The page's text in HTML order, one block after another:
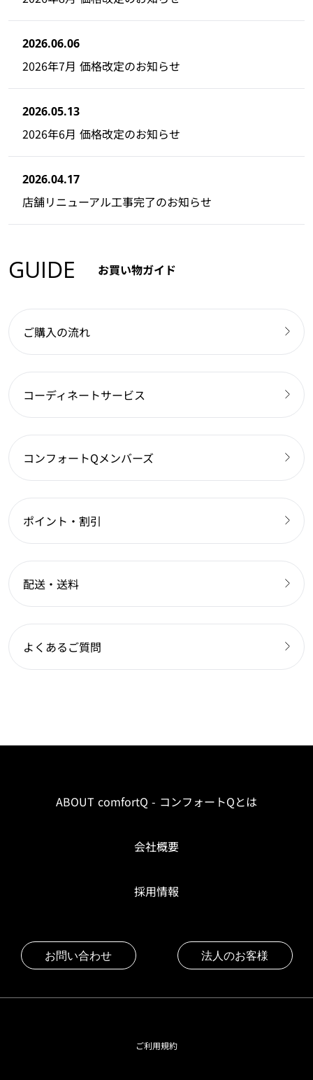
2026.06.06
2026年7月 価格改定のお知らせ
2026.05.13
2026年6月 価格改定のお知らせ
2026.04.17
店舗リニューアル工事完了のお知らせ
GUIDE お買い物ガイド
ご購入の流れ
コーディネートサービス
コンフォートQメンバーズ
ポイント・割引
配送・送料
よくあるご質問
ABOUT comfortQ - コンフォートQとは
会社概要
採用情報
お問い合わせ 法人のお客様
ご利用規約